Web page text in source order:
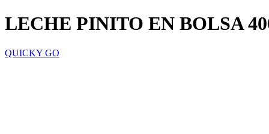
LECHE PINITO EN BOLSA
QUICKY GO